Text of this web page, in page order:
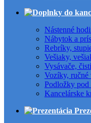
Nástenné
Nábytok a
Rebríky,
Vešiaky,
Vysávače,
Vozíky,
Podložky pod
Kancelárske